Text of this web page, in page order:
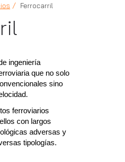
Ferrocarril
ingeniería
que no solo
sino
ferroviarios
con largos
adversas y
tipologías.